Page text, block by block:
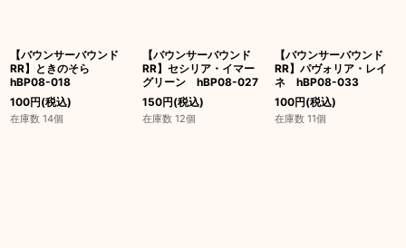
【バウンサーバウンド
RR】ときのそら
hBP08-018
100円(税込)
在庫数 14個
【バウンサーバウンド
RR】セシリア・イマー
グリーン hBP08-027
150円(税込)
在庫数 12個
【バウンサーバウンド
RR】パヴォリア・レイ
ネ hBP08-033
100円(税込)
在庫数 11個